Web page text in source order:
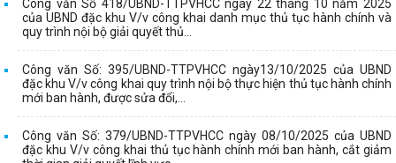
Công văn Số 418/UBND-TTPVHCC ngày 22 tháng 10 năm 2025
của UBND đặc khu V/v công khai danh mục thủ tục hành chính và
quy trình nội bộ giải quyết thủ...
Công văn Số: 395/UBND-TTPVHCC ngày13/10/2025 của UBND
đặc khu V/v công khai quy trình nội bộ thực hiện thủ tục hành chính
mới ban hành, được sửa đổi,...
Công văn Số: 379/UBND-TTPVHCC ngày 08/10/2025 của UBND
đặc khu V/v công khai thủ tục hành chính mới ban hành, cắt giảm